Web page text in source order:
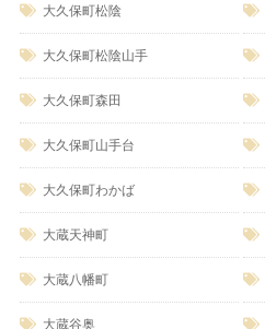
大久保町松陰
大久保町松陰山手
大久保町森田
大久保町山手台
大久保町わかば
大蔵天神町
大蔵八幡町
大蔵谷奥